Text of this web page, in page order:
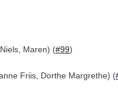
Maren) (#99)
Friis, Dorthe Margrethe) (